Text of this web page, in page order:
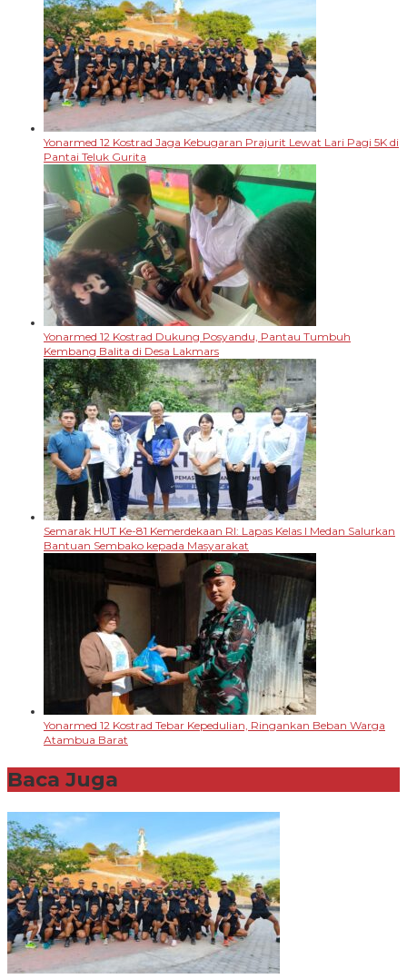
Yonarmed 12 Kostrad Jaga Kebugaran Prajurit Lewat Lari Pagi 5K di
Pantai Teluk Gurita
Yonarmed 12 Kostrad Dukung Posyandu, Pantau Tumbuh
Kembang Balita di Desa Lakmars
Semarak HUT Ke-81 Kemerdekaan RI: Lapas Kelas I Medan Salurkan
Bantuan Sembako kepada Masyarakat
Yonarmed 12 Kostrad Tebar Kepedulian, Ringankan Beban Warga
Atambua Barat
Baca Juga